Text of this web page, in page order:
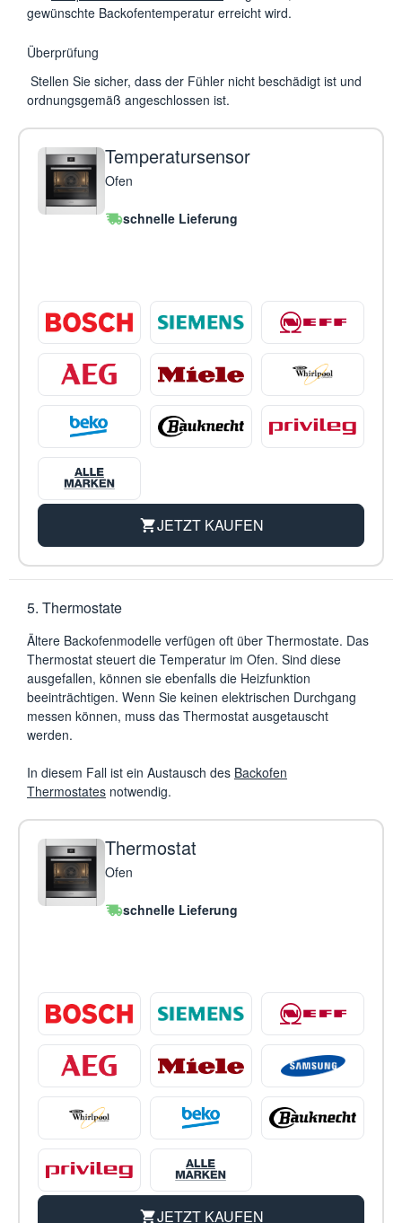
gewünschte Backofentemperatur erreicht wird.
Überprüfung
Stellen Sie sicher, dass der Fühler nicht beschädigt ist und
ordnungsgemäß angeschlossen ist.
Temperatursensor
Ofen
schnelle Lieferung
JETZT KAUFEN
5. Thermostate
Ältere Backofenmodelle verfügen oft über Thermostate. Das
Thermostat steuert die Temperatur im Ofen. Sind diese
ausgefallen, können sie ebenfalls die Heizfunktion
beeinträchtigen. Wenn Sie keinen elektrischen Durchgang
messen können, muss das Thermostat ausgetauscht
werden.
In diesem Fall ist ein Austausch des Backofen
Thermostates notwendig.
Thermostat
Ofen
schnelle Lieferung
JETZT KAUFEN